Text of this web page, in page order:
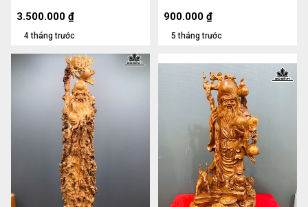
(cm)
4 tháng trước
3.500.000 ₫
5 tháng trước
900.000 ₫